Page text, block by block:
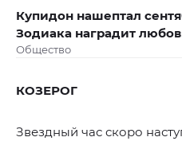
Купидон нашептал
Зодиака наградит
Общество
КОЗЕРОГ
Звездный час скоро